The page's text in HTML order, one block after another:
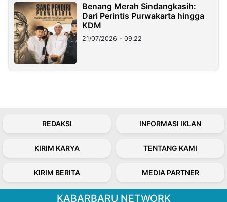
Benang Merah Sindangkasih:
Dari Perintis Purwakarta hingga
KDM
21/07/2026 - 09:22
REDAKSI INFORMASI IKLAN
KIRIM KARYA TENTANG KAMI
KIRIM BERITA MEDIA PARTNER
KABARBARU NETWORK